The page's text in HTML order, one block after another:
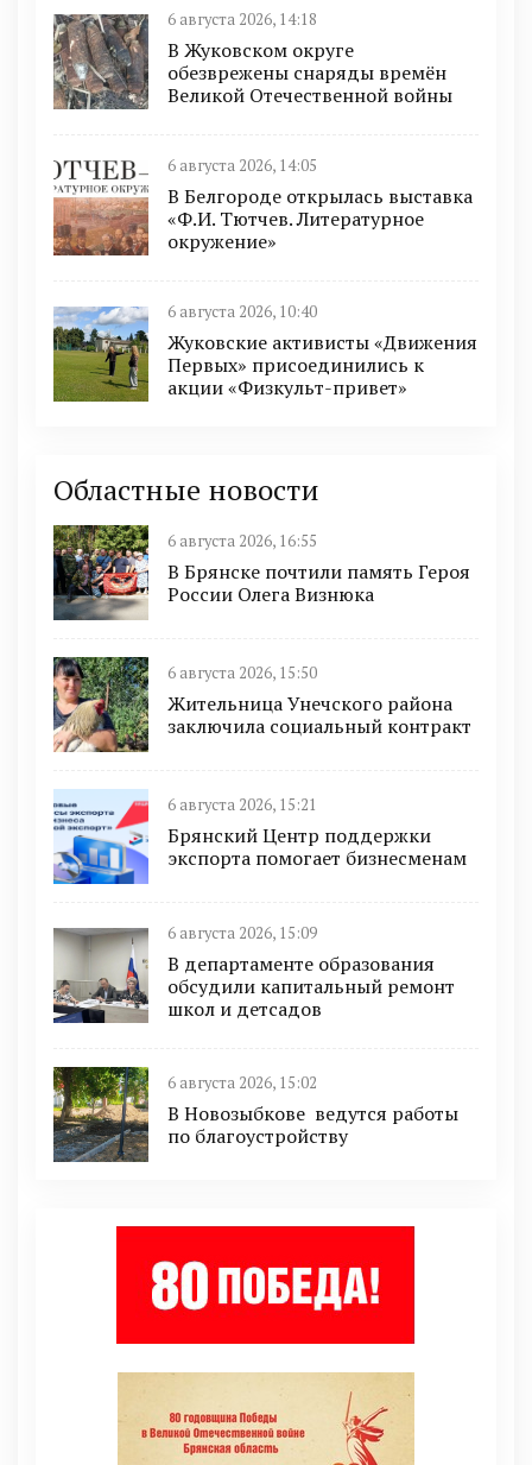
6 августа 2026, 14:18
В Жуковском округе
обезврежены снаряды времён
Великой Отечественной войны
6 августа 2026, 14:05
В Белгороде открылась выставка
«Ф.И. Тютчев. Литературное
окружение»
6 августа 2026, 10:40
Жуковские активисты «Движения
Первых» присоединились к
акции «Физкульт-привет»
Областные новости
6 августа 2026, 16:55
В Брянске почтили память Героя
России Олега Визнюка
6 августа 2026, 15:50
Жительница Унечского района
заключила социальный контракт
6 августа 2026, 15:21
Брянский Центр поддержки
экспорта помогает бизнесменам
6 августа 2026, 15:09
В департаменте образования
обсудили капитальный ремонт
школ и детсадов
6 августа 2026, 15:02
В Новозыбкове ведутся работы
по благоустройству